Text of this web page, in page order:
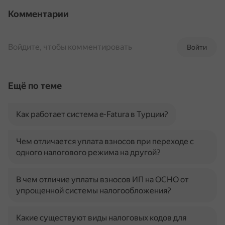
Комментарии
Войти
Войдите, чтобы комментировать
Ещё по теме
Как работает система e-Fatura в Турции?
Чем отличается уплата взносов при переходе с
одного налогового режима на другой?
В чем отличие уплаты взносов ИП на ОСНО от
упрощенной системы налогообложения?
Какие существуют виды налоговых кодов для